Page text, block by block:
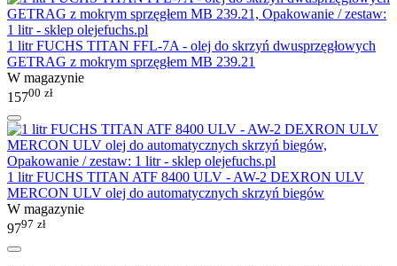
1 litr FUCHS TITAN FFL-7A - olej do skrzyń dwusprzęgłowych
GETRAG z mokrym sprzęgłem MB 239.21
W magazynie
15700 zł
1 litr FUCHS TITAN ATF 8400 ULV - AW-2 DEXRON ULV
MERCON ULV olej do automatycznych skrzyń biegów
W magazynie
9797 zł